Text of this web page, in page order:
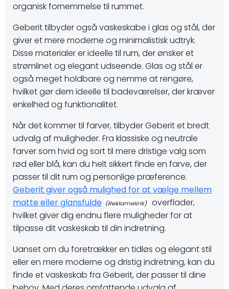
organisk fornemmelse til rummet.
Geberit tilbyder også vaskeskabe i glas og stål, der
giver et mere moderne og minimalistisk udtryk.
Disse materialer er ideelle til rum, der ønsker et
strømlinet og elegant udseende. Glas og stål er
også meget holdbare og nemme at rengøre,
hvilket gør dem ideelle til badeværelser, der kræver
enkelhed og funktionalitet.
Når det kommer til farver, tilbyder Geberit et bredt
udvalg af muligheder. Fra klassiske og neutrale
farver som hvid og sort til mere dristige valg som
rød eller blå, kan du helt sikkert finde en farve, der
passer til dit rum og personlige præference.
Geberit giver også mulighed for at vælge mellem
matte eller glansfulde
overflader,
hvilket giver dig endnu flere muligheder for at
tilpasse dit vaskeskab til din indretning.
Uanset om du foretrækker en tidløs og elegant stil
eller en mere moderne og dristig indretning, kan du
finde et vaskeskab fra Geberit, der passer til dine